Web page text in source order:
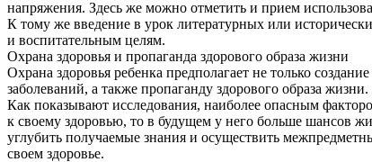
напряжения. Здесь же можно отметить и прием
К тому же введение в урок литературных или
и воспитательным целям.
Охрана здоровья и пропаганда здорового образа жизни
Охрана здоровья ребенка предполагает не только
заболеваний, а также пропаганду здорового образа жизни.
Как показывают исследования, наиболее опасным
к своему здоровью, то в будущем у него больше шансов
углубить получаемые знания и осуществить
своем здоровье.